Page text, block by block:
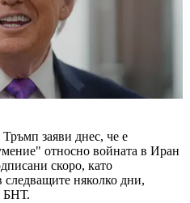
заяви днес, че е
относно войната в Иран
скоро, като
няколко дни,
БНТ.